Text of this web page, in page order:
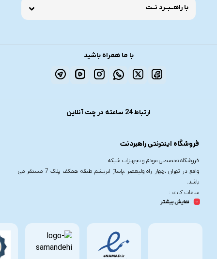
با راهــبــرد نــت
با ما همراه باشید
ارتباط 24 ساعته در چت آنلاین
فروشگاه اینترنتی راهبردنت
فروشگاه تخصصی مودم و تجهیزات شبکه
واقع در تهران ،چهار راه ولیعصر ،پاساژ ابریشم طبقه همکف پلاک 7 مستقر می
باشد.
ساعات کاری :
شنبه تا چهارشنبه از ساعت 9.30 تا 20
تلفن تماس :
نمایش بیشتر